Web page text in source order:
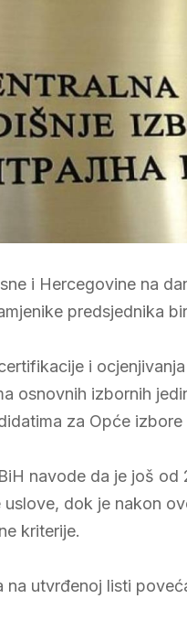
i Hercegovine na
predsjednika
i
osnovnih izbornih
za Opće
navode da je još od
dok je nakon
kriterije.
utvrđenoj listi